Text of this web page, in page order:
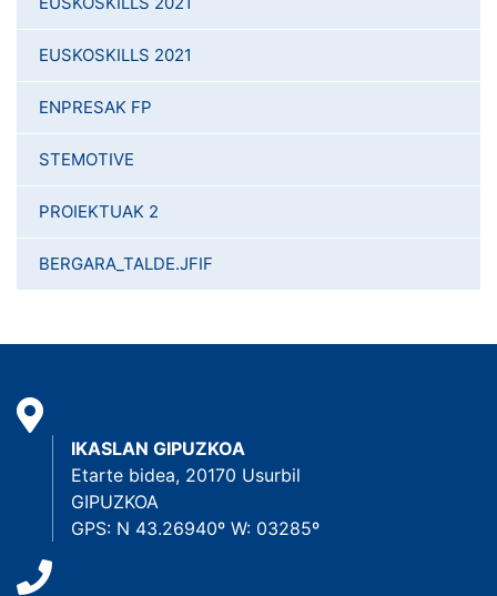
EUSKOSKILLS 2021
ENPRESAK FP
STEMOTIVE
PROIEKTUAK 2
BERGARA_TALDE.JFIF
IKASLAN GIPUZKOA
Etarte bidea, 20170 Usurbil
GIPUZKOA
GPS: N 43.26940º W: 03285º